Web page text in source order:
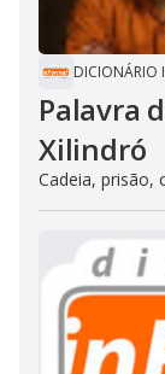
DICIONÁRIO
Palavra
Xilindró
Cadeia, prisão,